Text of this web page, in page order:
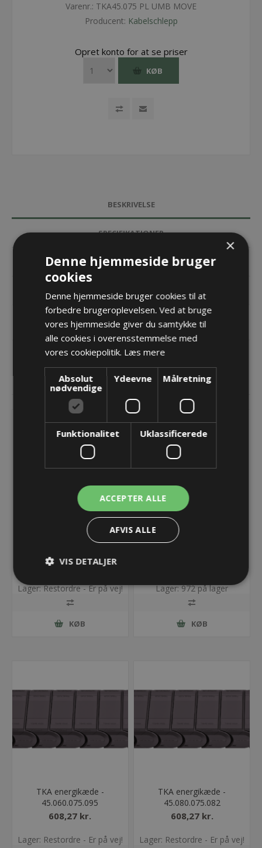
Varenr.: TKA45.075 PL UMB MOVE
Producent: Kabelschlepp
Opret konto for at se priser
KØB
BESKRIVELSE
SPECIFIKATIONER
DOKUMENTER
KONTAKT OS
Endebeslag til TKA45 Universal Move - Bredde = 75
RELATEREDE PRODUKTER
Endebeslag til TKA45
75
155,98 kr.
Lager: Restordre - Er på vej!
KØB
Rumdeler/Divider
Lager: 972 på lager
KØB
TKA energikæde -
45.060.075.095
608,27 kr.
Lager: Restordre - Er på vej!
TKA energikæde -
45.080.075.082
608,27 kr.
Lager: Restordre - Er på vej!
×
Denne hjemmeside bruger
cookies
Denne hjemmeside bruger cookies til at
forbedre brugeroplevelsen. Ved at bruge
vores hjemmeside giver du samtykke til
alle cookies i overensstemmelse med
vores cookiepolitik. Læs mere
Absolut
nødvendige
Ydeevne Målretning
Funktionalitet Uklassificerede
ACCEPTER ALLE
AFVIS ALLE
VIS DETALJER